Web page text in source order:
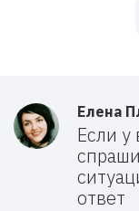
Елена
Если у
ответ